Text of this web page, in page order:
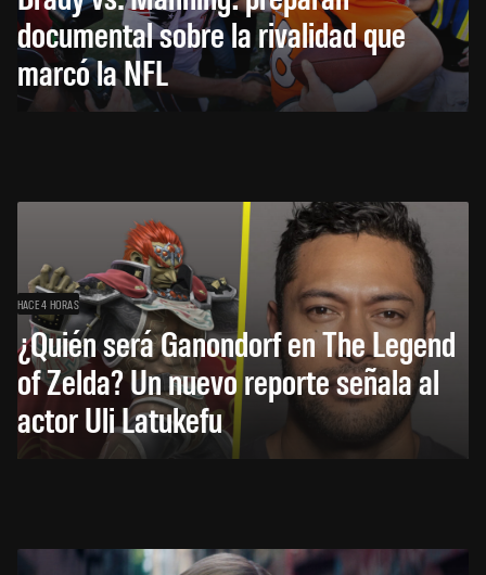
documental sobre la rivalidad que
marcó la NFL
HACE 4 HORAS
¿Quién será Ganondorf en The Legend
of Zelda? Un nuevo reporte señala al
actor Uli Latukefu